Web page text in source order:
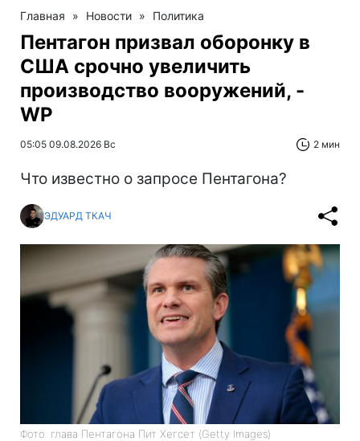
Главная » Новости » Политика
Пентагон призвал оборонку в
США срочно увеличить
производство вооружений, -
WP
05:05 09.08.2026 Вс 2 мин
Что известно о запросе Пентагона?
ЭДУАРД ТКАЧ
Фото: глава Пентагона Пит Хегсет (Getty Images)